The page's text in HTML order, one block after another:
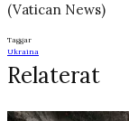
(Vatican News)
Taggar
Ukraina
Relaterat